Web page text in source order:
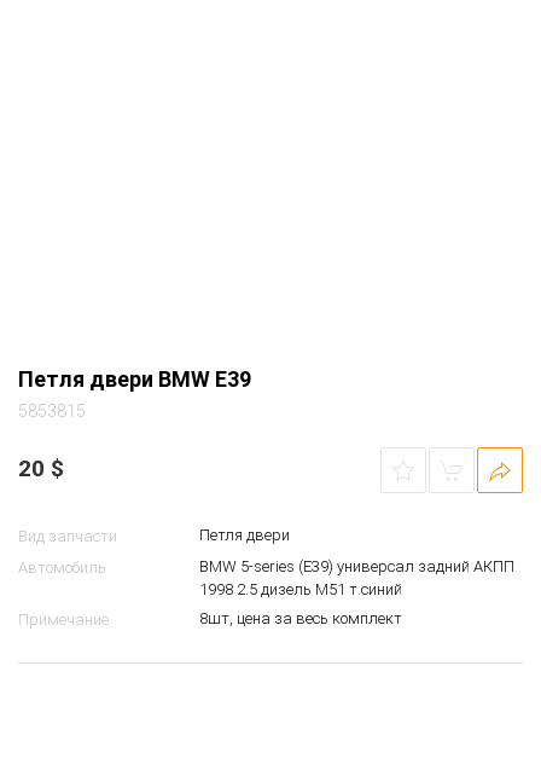
Петля двери BMW E39
5853815
20 $
Вид запчасти
Петля двери
Автомобиль
BMW 5-series (E39) универсал задний АКПП
1998 2.5 дизель M51 т.синий
Примечание
8шт, цена за весь комплект